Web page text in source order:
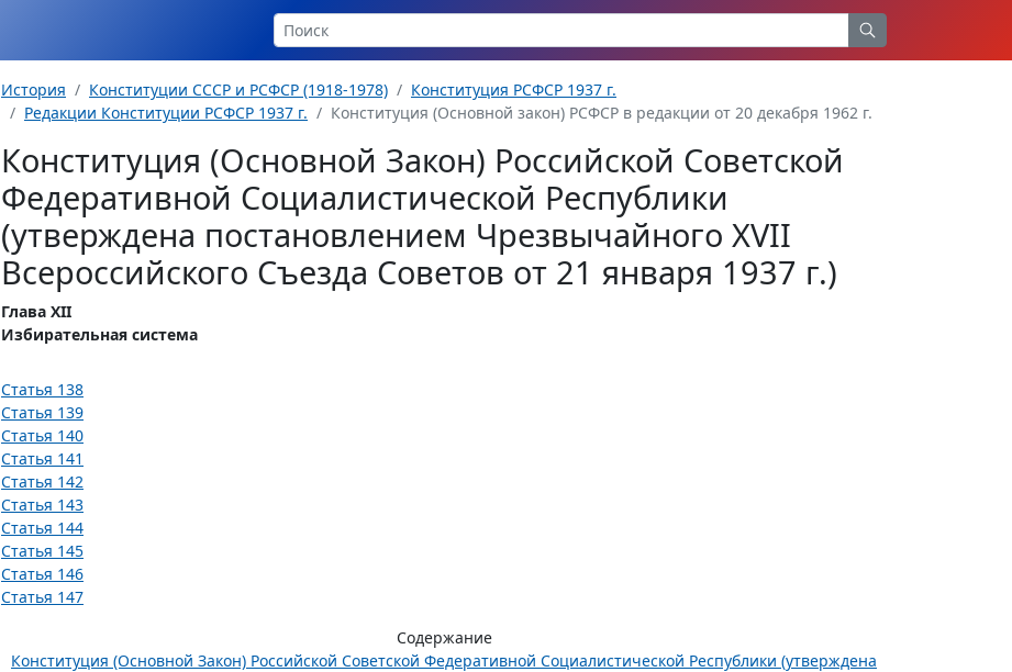
История Конституции СССР и РСФСР (1918-1978)
Конституция РСФСР 1937 г.
Редакции Конституции РСФСР 1937 г.
Конституция (Основной закон) РСФСР в редакции от 20 декабря 1962 г.
Конституция (Основной Закон) Российской Советской
Федеративной Социалистической Республики
(утверждена постановлением Чрезвычайного XVII
Всероссийского Съезда Советов от 21 января 1937 г.)
Глава XII
Избирательная система
Статья 138
Статья 139
Статья 140
Статья 141
Статья 142
Статья 143
Статья 144
Статья 145
Статья 146
Статья 147
Содержание
Конституция (Основной Закон) Российской Советской Федеративной Социалистической Республики (утверждена